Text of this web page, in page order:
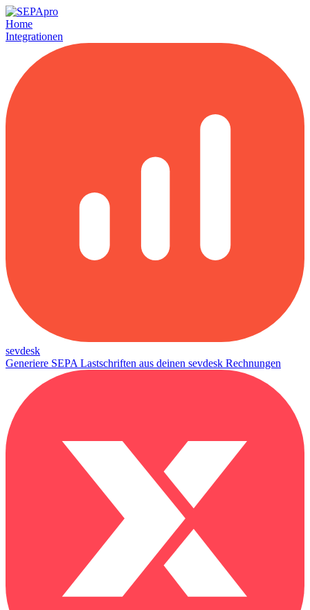
Home
Integrationen
sevdesk
Generiere SEPA Lastschriften aus deinen sevdesk Rechnungen